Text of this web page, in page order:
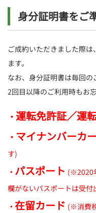
身分証明書をご
ご成約いただきました際
ます。
なお、身分証明書は毎回の
2回目以降のご利用時もお
・ 運転免許証／運
・ マイナンバーカ
す)
・ パスポート (※2020
欄がないパスポートは受付
・ 在留カード (※消費